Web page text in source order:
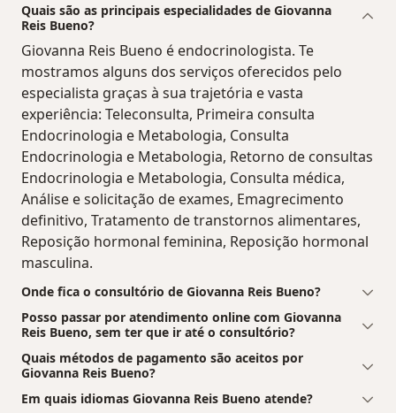
Quais são as principais especialidades de Giovanna
Reis Bueno?
Giovanna Reis Bueno é endocrinologista. Te
mostramos alguns dos serviços oferecidos pelo
especialista graças à sua trajetória e vasta
experiência: Teleconsulta, Primeira consulta
Endocrinologia e Metabologia, Consulta
Endocrinologia e Metabologia, Retorno de consultas
Endocrinologia e Metabologia, Consulta médica,
Análise e solicitação de exames, Emagrecimento
definitivo, Tratamento de transtornos alimentares,
Reposição hormonal feminina, Reposição hormonal
masculina.
Onde fica o consultório de Giovanna Reis Bueno?
Posso passar por atendimento online com Giovanna
Reis Bueno, sem ter que ir até o consultório?
Quais métodos de pagamento são aceitos por
Giovanna Reis Bueno?
Em quais idiomas Giovanna Reis Bueno atende?